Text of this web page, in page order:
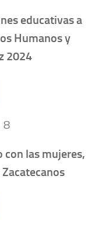
educativas a
Humanos y
2024
8
con las mujeres,